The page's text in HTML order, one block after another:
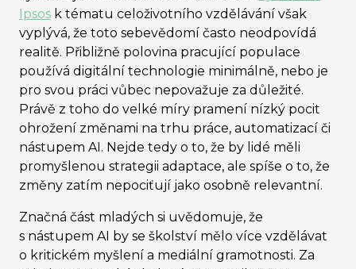
Ipsos k tématu celoživotního vzdělávání však
vyplývá, že toto sebevědomí často neodpovídá
realitě. Přibližně polovina pracující populace
používá digitální technologie minimálně, nebo je
pro svou práci vůbec nepovažuje za důležité.
Právě z toho do velké míry pramení nízký pocit
ohrožení změnami na trhu práce, automatizací či
nástupem AI. Nejde tedy o to, že by lidé měli
promyšlenou strategii adaptace, ale spíše o to, že
změny zatím nepociťují jako osobně relevantní.
Značná část mladých si uvědomuje, že
s nástupem AI by se školství mělo více vzdělávat
o kritickém myšlení a mediální gramotnosti. Za